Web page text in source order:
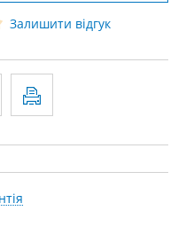
Залишити відгук